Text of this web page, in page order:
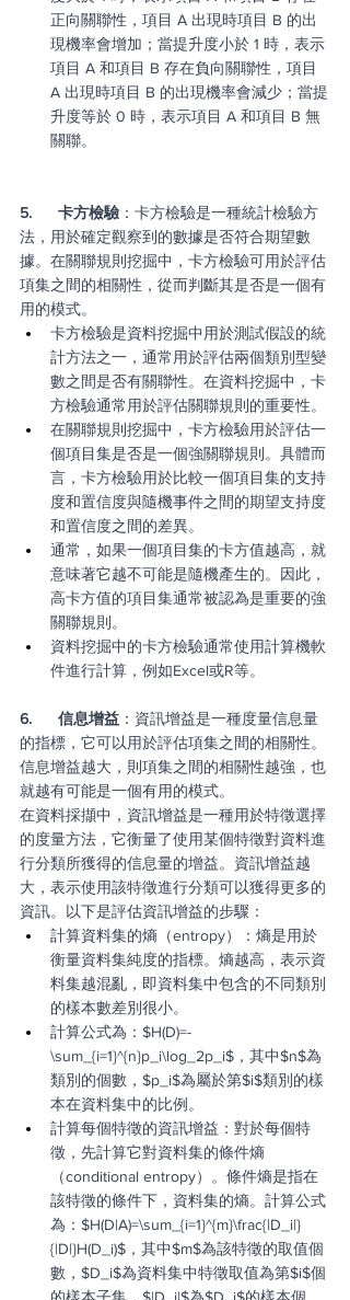
正向關聯性，項目 A 出現時項目 B 的出
現機率會增加；當提升度小於 1 時，表示
項目 A 和項目 B 存在負向關聯性，項目
A 出現時項目 B 的出現機率會減少；當提
升度等於 0 時，表示項目 A 和項目 B 無
關聯。
5.      卡方檢驗 ：卡方檢驗是一種統計檢驗方
法，用於確定觀察到的數據是否符合期望數
據。在關聯規則挖掘中，卡方檢驗可用於評估
項集之間的相關性，從而判斷其是否是一個有
用的模式。
卡方檢驗是資料挖掘中用於測試假設的統
計方法之一，通常用於評估兩個類別型變
數之間是否有關聯性。在資料挖掘中，卡
方檢驗通常用於評估關聯規則的重要性。
在關聯規則挖掘中，卡方檢驗用於評估一
個項目集是否是一個強關聯規則。具體而
言，卡方檢驗用於比較一個項目集的支持
度和置信度與隨機事件之間的期望支持度
和置信度之間的差異。
通常，如果一個項目集的卡方值越高，就
意味著它越不可能是隨機產生的。因此，
高卡方值的項目集通常被認為是重要的強
關聯規則。
資料挖掘中的卡方檢驗通常使用計算機軟
件進行計算，例如Excel或R等。
6.      信息增益 ：資訊增益是一種度量信息量
的指標，它可以用於評估項集之間的相關性。
信息增益越大，則項集之間的相關性越強，也
就越有可能是一個有用的模式。
在資料採擷中，資訊增益是一種用於特徵選擇
的度量方法，它衡量了使用某個特徵對資料進
行分類所獲得的信息量的增益。資訊增益越
大，表示使用該特徵進行分類可以獲得更多的
資訊。以下是評估資訊增益的步驟：
計算資料集的熵（entropy）：熵是用於
衡量資料集純度的指標。熵越高，表示資
料集越混亂，即資料集中包含的不同類別
的樣本數差別很小。
計算公式為：$H(D)=-
\sum_{i=1}^{n}p_i\log_2p_i$，其中$n$為
類別的個數，$p_i$為屬於第$i$類別的樣
本在資料集中的比例。
計算每個特徵的資訊增益：對於每個特
徵，先計算它對資料集的條件熵
（conditional entropy）。條件熵是指在
該特徵的條件下，資料集的熵。計算公式
為：$H(D|A)=\sum_{i=1}^{m}\frac{|D_i|}
{|D|}H(D_i)$，其中$m$為該特徵的取值個
數，$D_i$為資料集中特徵取值為第$i$個